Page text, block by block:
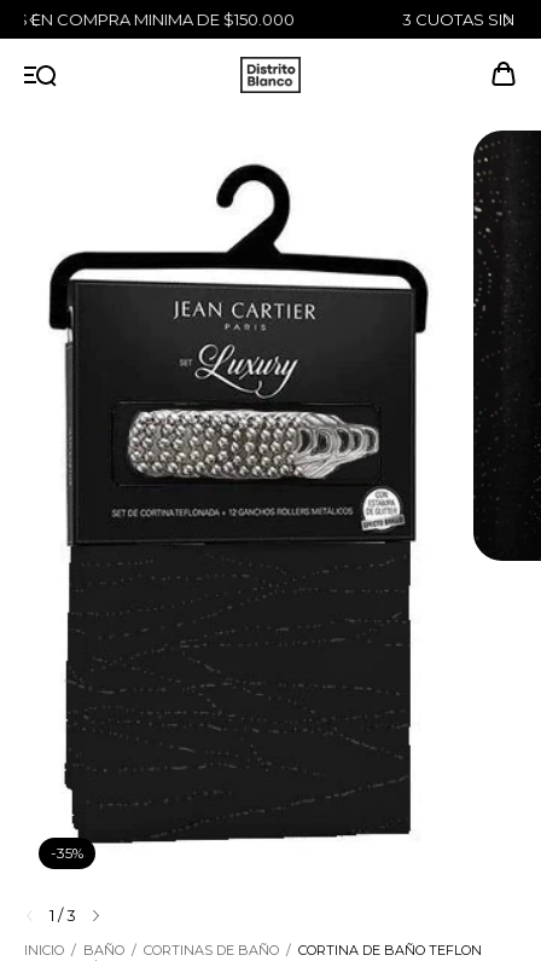
3 CUOTAS SIN INTERÉS SIN MINIMO DE COMPRA
-35%
1 /3
INICIO / BAÑO / CORTINAS DE BAÑO / CORTINA DE BAÑO TEFLON